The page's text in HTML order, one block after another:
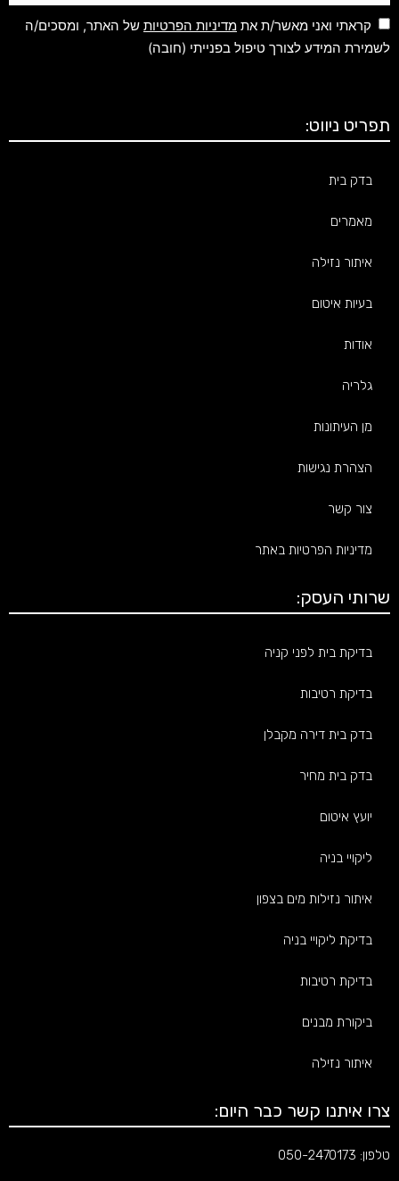
קראתי ואני מאשר/ת את מדיניות הפרטיות של האתר, ומסכים/ה
לשמירת המידע לצורך טיפול בפנייתי (חובה)
תפריט ניווט:
בדק בית
מאמרים
איתור נזילה
בעיות איטום
אודות
גלריה
מן העיתונות
הצהרת נגישות
צור קשר
מדיניות הפרטיות באתר
שרותי העסק:
בדיקת בית לפני קניה
בדיקת רטיבות
בדק בית דירה מקבלן
בדק בית מחיר
יועץ איטום
ליקויי בניה
איתור נזילות מים בצפון
בדיקת ליקויי בניה
בדיקת רטיבות
ביקורת מבנים
איתור נזילה
צרו איתנו קשר כבר היום:
טלפון: 050-2470173